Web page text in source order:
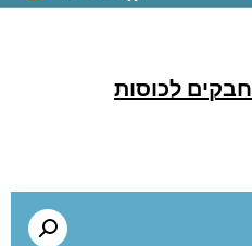
חבקים לכוסות